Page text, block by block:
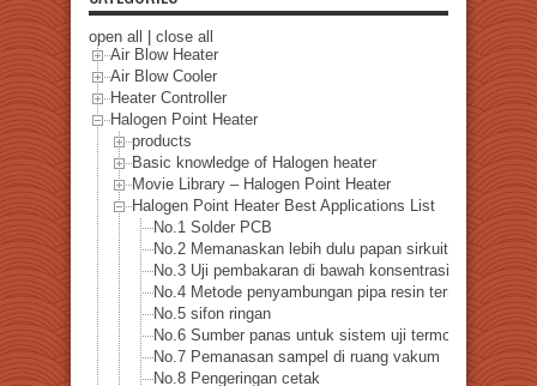
open all
close all
Air Blow Heater
Air Blow Cooler
Heater Controller
Halogen Point Heater
products
Basic knowledge of Halogen heater
Movie Library – Halogen Point Heater
Halogen Point Heater Best Applications List
No.1 Solder PCB
No.2 Memanaskan lebih dulu papan sirkuit tercetak
No.3 Uji pembakaran di bawah konsentrasi oksigen
No.4 Metode penyambungan pipa resin termoplastik
No.5 sifon ringan
No.6 Sumber panas untuk sistem uji termoelektrik
No.7 Pemanasan sampel di ruang vakum
No.8 Pengeringan cetak